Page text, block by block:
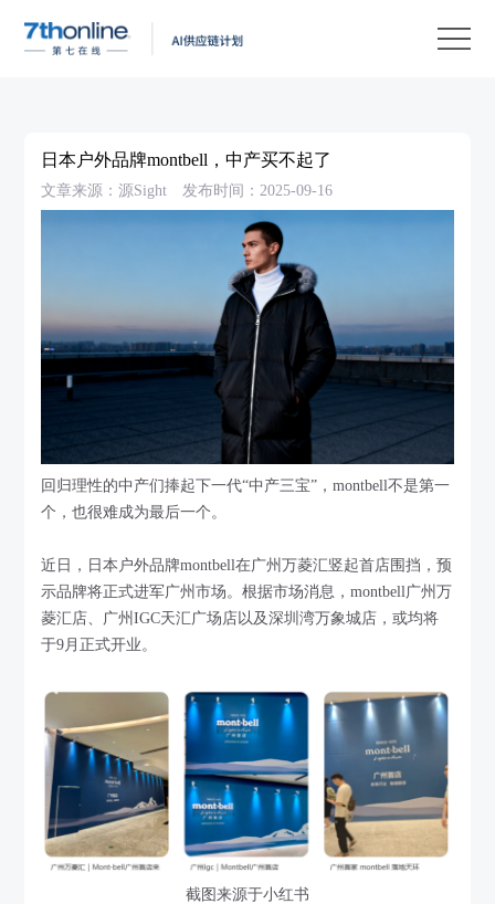
日本户外品牌montbell，中产买不起了
文章来源：源Sight 发布时间：2025-09-16
回归理性的中产们捧起下一代“中产三宝”，montbell不是第一
个，也很难成为最后一个。
近日，日本户外品牌montbell在广州万菱汇竖起首店围挡，预
示品牌将正式进军广州市场。根据市场消息，montbell广州万
菱汇店、广州IGC天汇广场店以及深圳湾万象城店，或均将
于9月正式开业。
截图来源于小红书